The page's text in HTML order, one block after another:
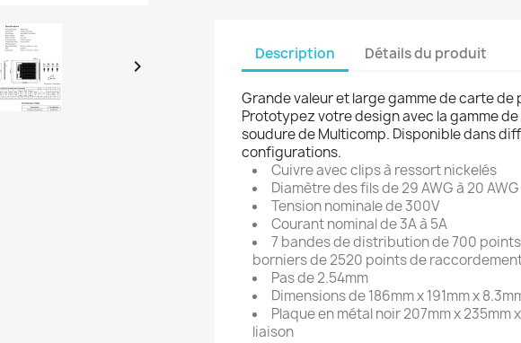

Description Détails du produit
Grande valeur et large gamme de carte
Prototypez votre design avec la gamme
soudure de Multicomp. Disponible dans
configurations.
Cuivre avec clips à ressort nickelés
Diamètre des fils de 29 AWG à 20 AWG
Tension nominale de 300V
Courant nominal de 3A à 5A
7 bandes de distribution de 700
borniers de 2520 points de
Pas de 2.54mm
Dimensions de 186mm x 191mm x
Plaque en métal noir 207mm x 235mm
liaison